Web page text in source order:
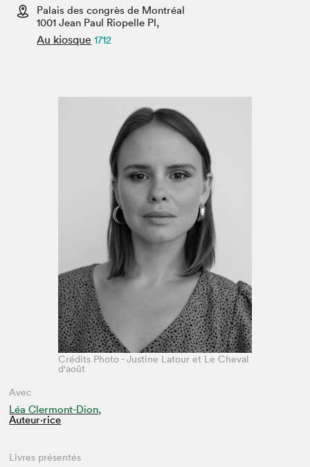
Espace médias
Palais des congrès de Montréal
1001 Jean Paul Riopelle Pl,
Au kiosque 1712
Avec
Léa Clermont-Dion,
Auteur·rice
Crédits Photo - Justine Latour et Le Cheval
d'août
Livres présentés